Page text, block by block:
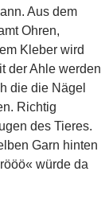
Aus dem
Ohren,
Kleber wird
der Ahle werden
die die Nägel
Richtig
des Tieres.
Garn hinten
würde da